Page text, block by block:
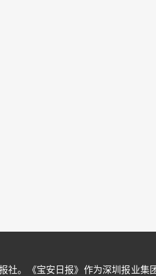
社。《宝安日报》作为深圳报业